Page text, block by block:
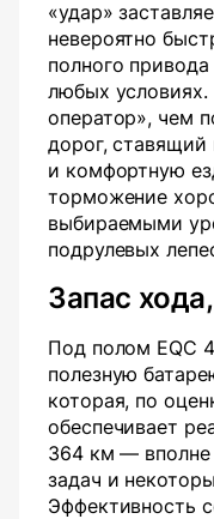
«удар»
невероятно
полного
любых условиях.
оператор», чем
дорог, ставящий
и комфортную
торможение
выбираемыми
подрулевых
Запас
Под полом EQC
полезную
которая, по
обеспечивает
364 км — вполне
задач и
Эффективность